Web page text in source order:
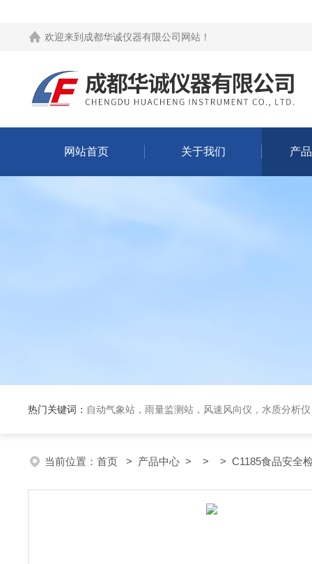
欢迎来到 成都华诚仪器有限公司网站 ！
网站首页 关于我们 产
热门关键词： 自动气象站，雨量监测站，风速风向仪，水质分析
当前位置： 首页 > 产品中心 > > > C1185食品安全检